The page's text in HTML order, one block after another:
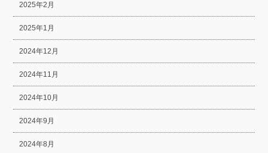
2025年2月
2025年1月
2024年12月
2024年11月
2024年10月
2024年9月
2024年8月